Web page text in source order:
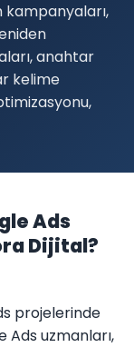
kampanyaları,
anahtar
kelime
Ads
Dijital?
projelerinde
Ads uzmanları,